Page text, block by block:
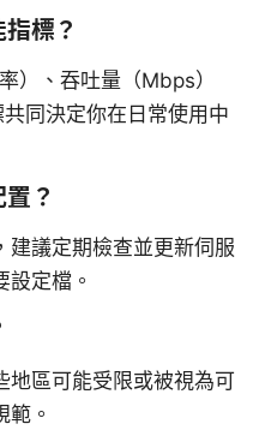
標？
）、吞吐量（Mbps）
同決定你在日常使用中
？
建議定期檢查並更新伺服
定檔。
地區可能受限或被視為可
。